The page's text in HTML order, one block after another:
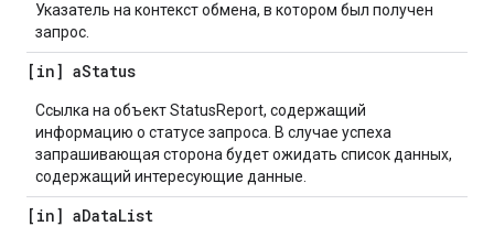
Указатель на контекст обмена, в котором был получен
запрос.
[in] aStatus
Ссылка на объект StatusReport, содержащий
информацию о статусе запроса. В случае успеха
запрашивающая сторона будет ожидать список данных,
содержащий интересующие данные.
[in] aDataList